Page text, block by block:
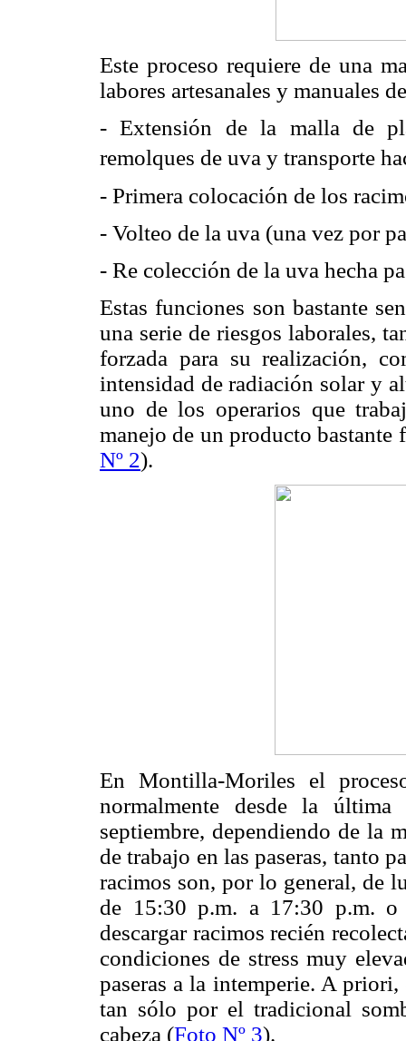
Este proceso requiere de una
labores artesanales y manuales
- Extensión de la malla de
remolques de uva y transporte
- Primera colocación de los
- Volteo de la uva (una vez por
- Re colección de la uva hecha
Estas funciones son bastante
una serie de riesgos laborales,
forzada para su realización,
intensidad de radiación solar y
uno de los operarios que
manejo de un producto
Nº 2).
En Montilla-Moriles el
normalmente desde la última
septiembre, dependiendo de la
de trabajo en las paseras, tanto
racimos son, por lo general, de
de 15:30 p.m. a 17:30 p.m.
descargar racimos recién
condiciones de stress muy
paseras a la intemperie. A
tan sólo por el tradicional
cabeza (Foto Nº 3).